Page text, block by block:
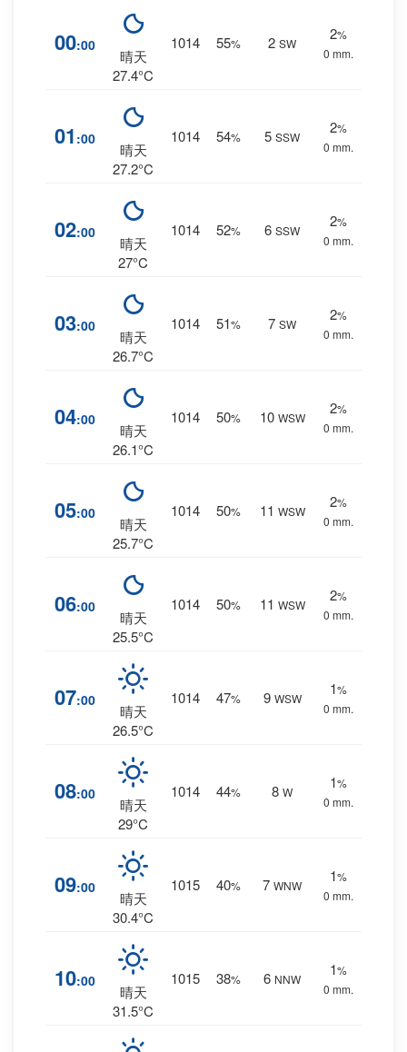
00:00
晴天
27.4°C
1014 55% 2 SW
2%
0 mm.
01 :00
晴天
27.2°C
1014 54% 5 SSW
2%
0 mm.
02:00
晴天
27°C
1014 52% 6 SSW
2%
0 mm.
03:00
晴天
26.7°C
1014 51% 7 SW
2%
0 mm.
04:00
晴天
26.1°C
1014 50% 10 WSW
2%
0 mm.
05:00
晴天
25.7°C
1014 50% 11 WSW
2%
0 mm.
06:00
晴天
25.5°C
1014 50% 11 WSW
2%
0 mm.
07:00
晴天
26.5°C
1014 47% 9 WSW
1%
0 mm.
08:00
晴天
29°C
1014 44% 8 W
1%
0 mm.
09:00
晴天
30.4°C
1015 40% 7 WNW
1%
0 mm.
10:00
晴天
31.5°C
1015 38% 6 NNW
1%
0 mm.